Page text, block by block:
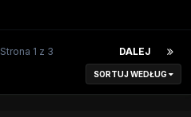
DALEJ
Strona 1 z 3
SORTUJ WEDŁUG